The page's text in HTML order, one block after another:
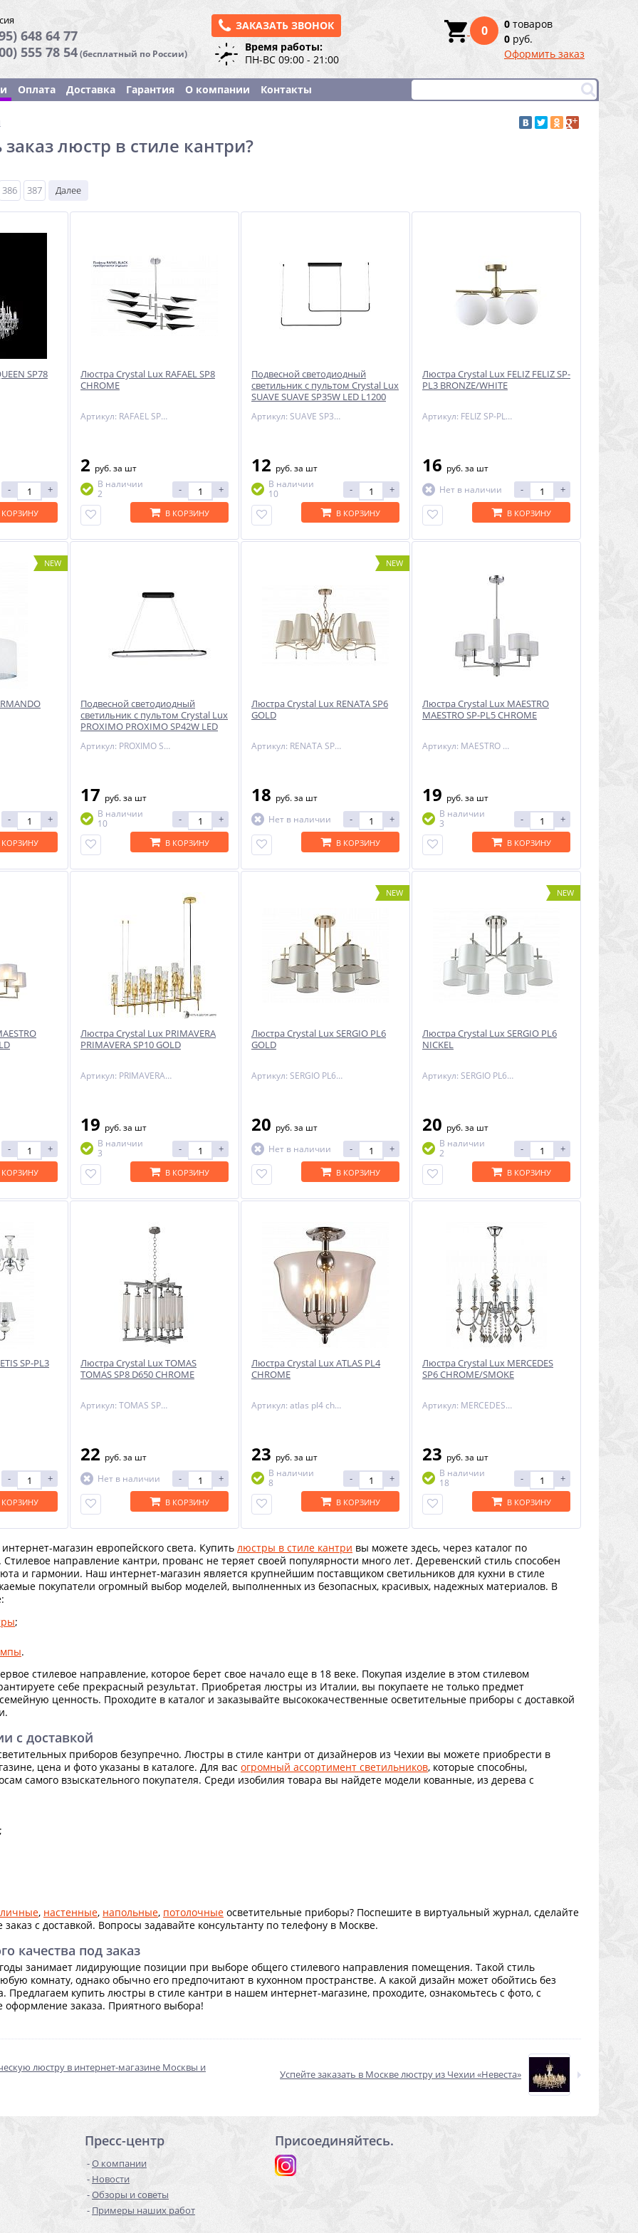
648 64 77
555 78 54(бесплатный по России)
ЗАКАЗАТЬ ЗВОНОК
Время работы:
ПН-ВС 09:00 - 21:00
0 0 товаров
0 руб.
Оформить заказ
Оплата Доставка Гарантия О компании Контакты
заказ люстр в стиле кантри?
386 387 Далее
SP78
- +
КОРЗИНУ
Люстра Crystal Lux RAFAEL SP8
CHROME
Артикул: RAFAEL SP8 CHROME
2 руб.за шт
В наличии
2
- +
В КОРЗИНУ
Подвесной светодиодный
светильник с пультом Crystal Lux
SUAVE SUAVE SP35W LED L1200
Артикул: SUAVE SP35W LED L1200 BLACK
12 руб.за шт
В наличии
10
- +
В КОРЗИНУ
Люстра Crystal Lux FELIZ FELIZ SP-
PL3 BRONZE/WHITE
Артикул: FELIZ SP-PL3 BRONZE/WHITE
16 руб.за шт
Нет в наличии
- +
В КОРЗИНУ
NEW
- +
КОРЗИНУ
Подвесной светодиодный
светильник с пультом Crystal Lux
PROXIMO PROXIMO SP42W LED
Артикул: PROXIMO SP42W LED L1100 BLACK
17 руб.за шт
В наличии
10
- +
В КОРЗИНУ
NEW
Люстра Crystal Lux RENATA SP6
GOLD
Артикул: RENATA SP6 GOLD
18 руб.за шт
Нет в наличии
- +
В КОРЗИНУ
Люстра Crystal Lux MAESTRO
MAESTRO SP-PL5 CHROME
Артикул: MAESTRO SP-PL5 CHROME
19 руб.за шт
В наличии
3
- +
В КОРЗИНУ
- +
КОРЗИНУ
Люстра Crystal Lux PRIMAVERA
PRIMAVERA SP10 GOLD
Артикул: PRIMAVERA SP10 GOLD
19 руб.за шт
В наличии
3
- +
В КОРЗИНУ
NEW
Люстра Crystal Lux SERGIO PL6
GOLD
Артикул: SERGIO PL6 GOLD
20 руб.за шт
Нет в наличии
- +
В КОРЗИНУ
NEW
Люстра Crystal Lux SERGIO PL6
NICKEL
Артикул: SERGIO PL6 NICKEL
20 руб.за шт
В наличии
2
- +
В КОРЗИНУ
SP-PL3
- +
КОРЗИНУ
Люстра Crystal Lux TOMAS
TOMAS SP8 D650 CHROME
Артикул: TOMAS SP8 D650 CHROME
22 руб.за шт
Нет в наличии
- +
В КОРЗИНУ
Люстра Crystal Lux ATLAS PL4
CHROME
Артикул: atlas pl4 chrome
23 руб.за шт
В наличии
8
- +
В КОРЗИНУ
Люстра Crystal Lux MERCEDES
SP6 CHROME/SMOKE
Артикул: MERCEDES SP6 CHROME/SMOKE
23 руб.за шт
В наличии
18
- +
В КОРЗИНУ
магазин европейского света. Купить люстры в стиле кантри вы можете здесь, через каталог по
направление кантри, прованс не теряет своей популярности много лет. Деревенский стиль способен
и гармонии. Наш интернет-магазин является крупнейшим поставщиком светильников для кухни в стиле
покупатели огромный выбор моделей, выполненных из безопасных, красивых, надежных материалов. В
;
.
стилевое направление, которое берет свое начало еще в 18 веке. Покупая изделие в этом стилевом
себе прекрасный результат. Приобретая люстры из Италии, вы покупаете не только предмет
ценность. Проходите в каталог и заказывайте высококачественные осветительные приборы с доставкой
с доставкой
приборов безупречно. Люстры в стиле кантри от дизайнеров из Чехии вы можете приобрести в
цена и фото указаны в каталоге. Для вас огромный ассортимент светильников, которые способны,
самого взыскательного покупателя. Среди изобилия товара вы найдете модели кованные, из дерева с
, настенные, напольные, потолочные осветительные приборы? Поспешите в виртуальный журнал, сделайте
с доставкой. Вопросы задавайте консультанту по телефону в Москве.
качества под заказ
занимает лидирующие позиции при выборе общего стилевого направления помещения. Такой стиль
комнату, однако обычно его предпочитают в кухонном пространстве. А какой дизайн может обойтись без
Предлагаем купить люстры в стиле кантри в нашем интернет-магазине, проходите, ознакомьтесь с фото, с
заказа. Приятного выбора!
люстру в интернет-магазине Москвы и
Успейте заказать в Москве люстру из Чехии «Невеста»
Пресс-центр
О компании
Новости
Обзоры и советы
Примеры наших работ
Присоединяйтесь.